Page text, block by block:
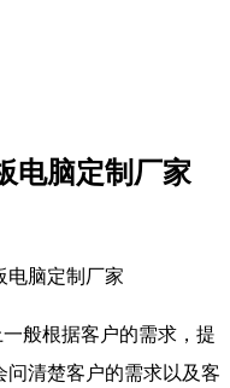
电脑定制厂家
电脑定制厂家
般根据客户的需求，提
清楚客户的需求以及客